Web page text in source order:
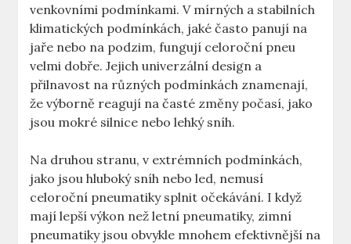
venkovními podmínkami. V mírných a stabilních
klimatických podmínkách, jaké často panují na
jaře nebo na podzim, fungují celoroční pneu
velmi dobře. Jejich univerzální design a
přilnavost na různých podmínkách znamenají,
že výborně reagují na časté změny počasí, jako
jsou mokré silnice nebo lehký sníh.
Na druhou stranu, v extrémních podmínkách,
jako jsou hluboký sníh nebo led, nemusí
celoroční pneumatiky splnit očekávání. I když
mají lepší výkon než letní pneumatiky, zimní
pneumatiky jsou obvykle mnohem efektivnější na